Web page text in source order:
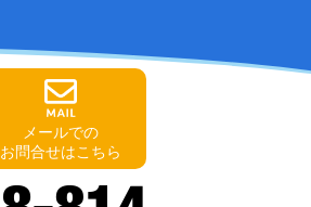
メールでの
お問合せはこちら